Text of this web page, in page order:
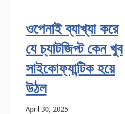
ওপেনাই ব্যাখ্যা করে
যে চ্যাটজিপ্ট কেন খুব
সাইকোফ্যান্টিক হয়ে
উঠল
April 30, 2025